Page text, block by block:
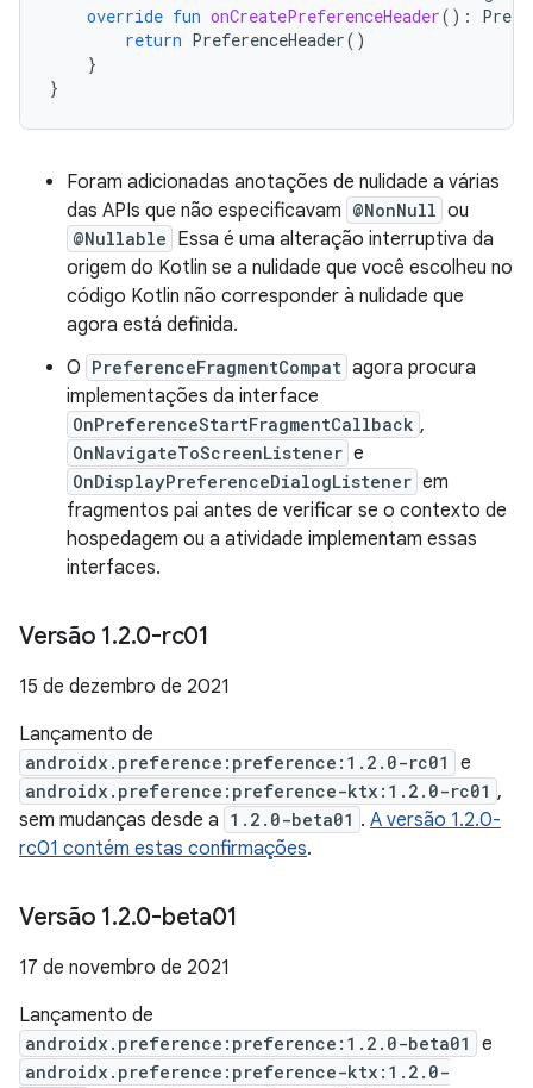
override fun onCreatePreferenceHeader():
return PreferenceHeader()
}
}
Foram adicionadas anotações de nulidade a várias
das APIs que não especificavam @NonNull ou
@Nullable Essa é uma alteração interruptiva da
origem do Kotlin se a nulidade que você escolheu no
código Kotlin não corresponder à nulidade que
agora está definida.
O PreferenceFragmentCompat agora procura
implementações da interface
OnPreferenceStartFragmentCallback ,
OnNavigateToScreenListener e
OnDisplayPreferenceDialogListener em
fragmentos pai antes de verificar se o contexto de
hospedagem ou a atividade implementam essas
interfaces.
Versão 1.2.0-rc01
15 de dezembro de 2021
Lançamento de
androidx.preference:preference:1.2.0-rc01 e
androidx.preference:preference-ktx:1.2.0-rc01 ,
sem mudanças desde a 1.2.0-beta01 . A versão 1.2.0-
rc01 contém estas confirmações.
Versão 1.2.0-beta01
17 de novembro de 2021
Lançamento de
androidx.preference:preference:1.2.0-beta01 e
androidx.preference:preference-ktx:1.2.0-